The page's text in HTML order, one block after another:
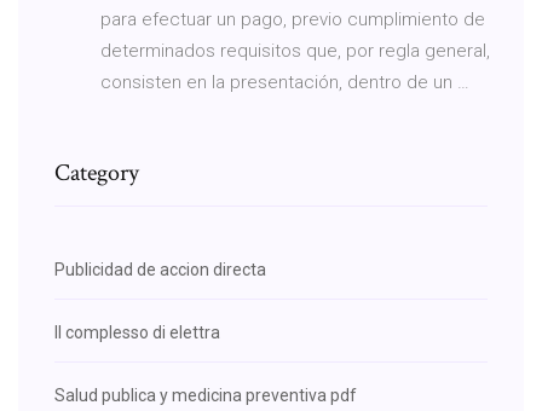
para efectuar un pago, previo cumplimiento de
determinados requisitos que, por regla general,
consisten en la presentación, dentro de un …
Category
Publicidad de accion directa
Il complesso di elettra
Salud publica y medicina preventiva pdf